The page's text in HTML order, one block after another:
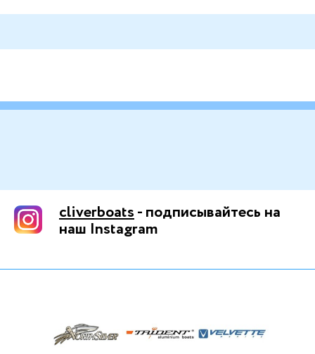
cliverboats- подписывайтесь на
наш Instagram